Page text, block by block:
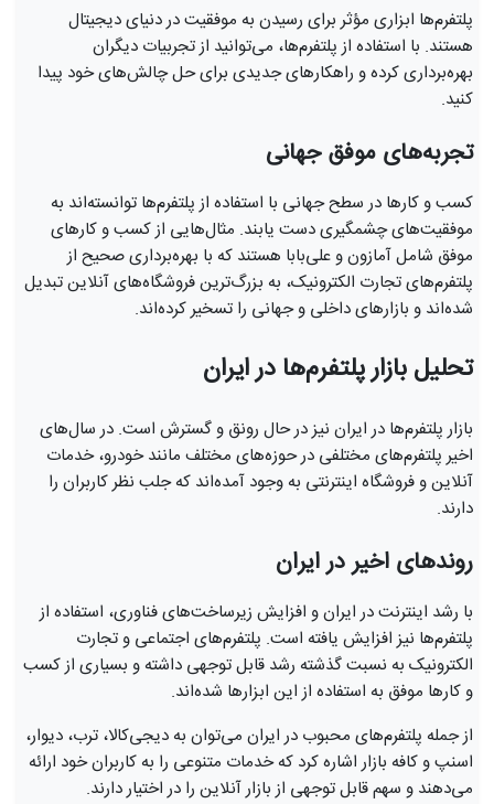
پلتفرم‌ها ابزاری مؤثر برای رسیدن به موفقیت در دنیای دیجیتال
هستند. با استفاده از پلتفرم‌ها، می‌توانید از تجربیات دیگران
بهره‌برداری کرده و راهکارهای جدیدی برای حل چالش‌های خود پیدا
کنید.
تجربه‌های موفق جهانی
کسب و کارها در سطح جهانی با استفاده از پلتفرم‌ها توانسته‌اند به
موفقیت‌های چشمگیری دست یابند. مثال‌هایی از کسب و کارهای
موفق شامل آمازون و علی‌بابا هستند که با بهره‌برداری صحیح از
پلتفرم‌های تجارت الکترونیک، به بزرگ‌ترین فروشگاه‌های آنلاین تبدیل
شده‌اند و بازارهای داخلی و جهانی را تسخیر کرده‌اند.
تحلیل بازار پلتفرم‌ها در ایران
بازار پلتفرم‌ها در ایران نیز در حال رونق و گسترش است. در سال‌های
اخیر پلتفرم‌های مختلفی در حوزه‌های مختلف مانند خودرو، خدمات
آنلاین و فروشگاه اینترنتی به وجود آمده‌اند که جلب نظر کاربران را
دارند.
روندهای اخیر در ایران
با رشد اینترنت در ایران و افزایش زیرساخت‌های فناوری، استفاده از
پلتفرم‌ها نیز افزایش یافته است. پلتفرم‌های اجتماعی و تجارت
الکترونیک به نسبت گذشته رشد قابل توجهی داشته و بسیاری از کسب
و کارها موفق به استفاده از این ابزارها شده‌اند.
از جمله پلتفرم‌های محبوب در ایران می‌توان به دیجی‌کالا، ترب، دیوار،
اسنپ و کافه بازار اشاره کرد که خدمات متنوعی را به کاربران خود ارائه
می‌دهند و سهم قابل توجهی از بازار آنلاین را در اختیار دارند.